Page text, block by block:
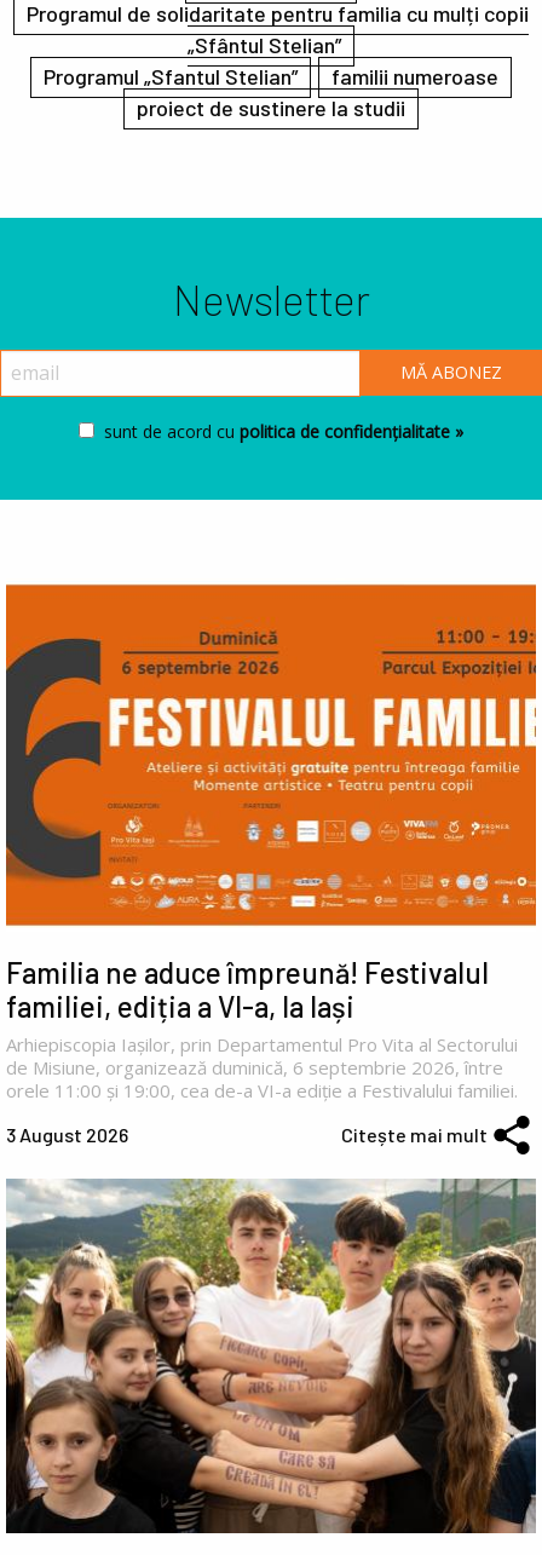
Programul de solidaritate pentru familia cu mulți copii
„Sfântul Stelian”
Programul „Sfantul Stelian”
familii numeroase
proiect de sustinere la studii
Newsletter
sunt de acord cu politica de confidențialitate »
Familia ne aduce împreună! Festivalul
familiei, ediția a VI-a, la Iași
Arhiepiscopia Iașilor, prin Departamentul Pro Vita al Sectorului
de Misiune, organizează duminică, 6 septembrie 2026, între
orele 11:00 și 19:00, cea de-a VI-a ediție a Festivalului familiei.
3 August 2026 Citește mai mult